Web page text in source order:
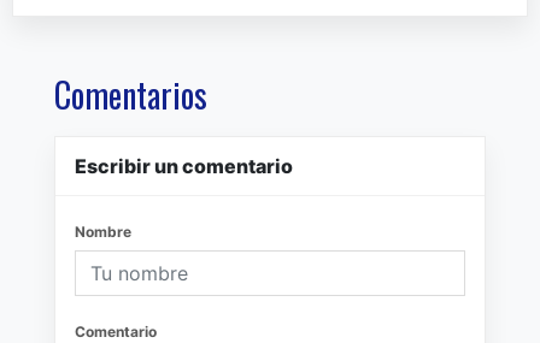
Comentarios
Escribir un comentario
Nombre
Comentario